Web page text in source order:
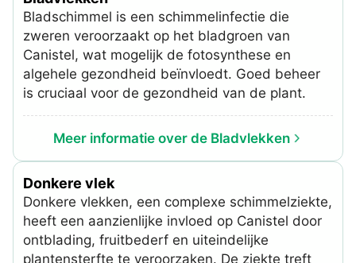
Bladschimmel is een schimmelinfectie die
zweren veroorzaakt op het bladgroen van
Canistel, wat mogelijk de fotosynthese en
algehele gezondheid beïnvloedt. Goed beheer
is cruciaal voor de gezondheid van de plant.
Meer informatie over de Bladvlekken
Donkere vlek
Donkere vlekken, een complexe schimmelziekte,
heeft een aanzienlijke invloed op Canistel door
ontblading, fruitbederf en uiteindelijke
plantensterfte te veroorzaken. De ziekte treft